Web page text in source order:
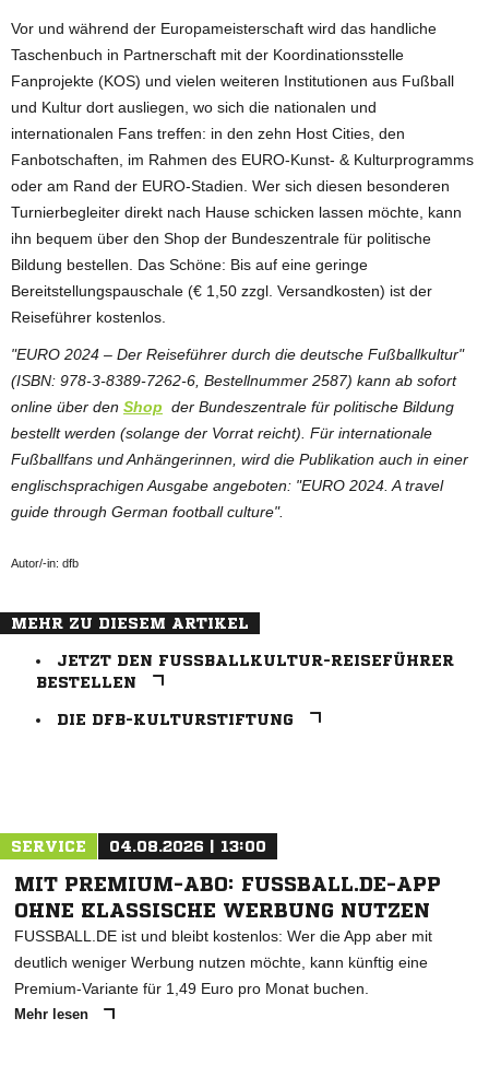
Vor und während der Europameisterschaft wird das handliche
Taschenbuch in Partnerschaft mit der Koordinationsstelle
Fanprojekte (KOS) und vielen weiteren Institutionen aus Fußball
und Kultur dort ausliegen, wo sich die nationalen und
internationalen Fans treffen: in den zehn Host Cities, den
Fanbotschaften, im Rahmen des EURO-Kunst- & Kulturprogramms
oder am Rand der EURO-Stadien. Wer sich diesen besonderen
Turnierbegleiter direkt nach Hause schicken lassen möchte, kann
ihn bequem über den Shop der Bundeszentrale für politische
Bildung bestellen. Das Schöne: Bis auf eine geringe
Bereitstellungspauschale (€ 1,50 zzgl. Versandkosten) ist der
Reiseführer kostenlos.
"EURO 2024 – Der Reiseführer durch die deutsche Fußballkultur"
(ISBN: 978-3-8389-7262-6, Bestellnummer 2587) kann ab sofort
online über den Shop der Bundeszentrale für politische Bildung
bestellt werden (solange der Vorrat reicht). Für internationale
Fußballfans und Anhängerinnen, wird die Publikation auch in einer
englischsprachigen Ausgabe angeboten: "EURO 2024. A travel
guide through German football culture".
Autor/-in: dfb
MEHR ZU DIESEM ARTIKEL
JETZT DEN FUSSBALLKULTUR-REISEFÜHRER B
ESTELLEN
DIE DFB-KULTURSTIFTUNG
SERVICE 04.08.2026 | 13:00
MIT PREMIUM-ABO: FUSSBALL.DE-APP
OHNE KLASSISCHE WERBUNG NUTZEN
FUSSBALL.DE ist und bleibt kostenlos: Wer die App aber mit
deutlich weniger Werbung nutzen möchte, kann künftig eine
Premium-Variante für 1,49 Euro pro Monat buchen.
Mehr lesen